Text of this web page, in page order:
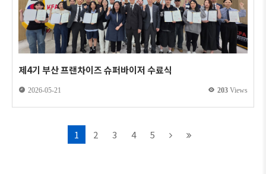
제4기 부산 프랜차이즈 슈퍼바이저 수료식
2026-05-21 203 Views
1 2 3 4 5